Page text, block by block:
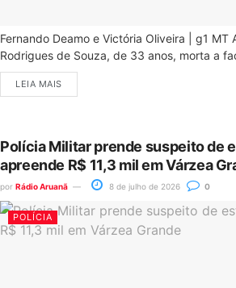
Fernando Deamo e Victória Oliveira | g1 MT
Rodrigues de Souza, de 33 anos, morta a
LEIA MAIS
Polícia Militar prende suspeito de
apreende R$ 11,3 mil em Várzea
por Rádio Aruanã 8 de julho de 2026 0
POLÍCIA